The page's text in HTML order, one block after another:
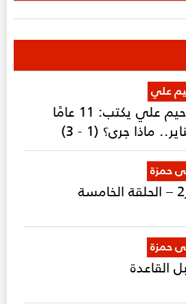
علي
عبد الرحيم علي يكتب: 11 عامًا
ماذا جرى؟ (1 - 3)
حمزة
حمزة
القاعدة